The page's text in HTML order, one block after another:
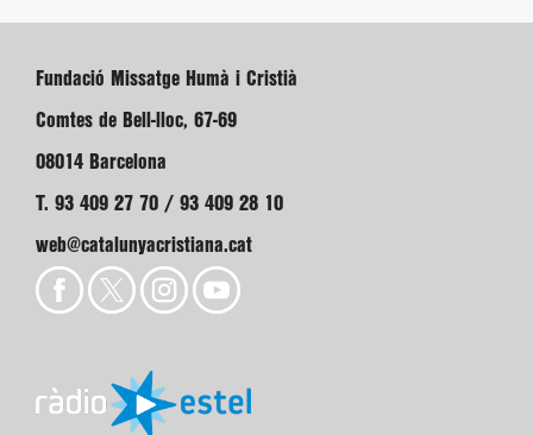
Fundació Missatge Humà i Cristià
Comtes de Bell-lloc, 67-69
08014 Barcelona
T. 93 409 27 70 / 93 409 28 10
web@catalunyacristiana.cat